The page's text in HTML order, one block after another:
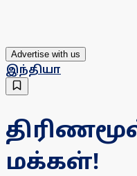
Advertise with us
இந்தியா
மக்கள்!